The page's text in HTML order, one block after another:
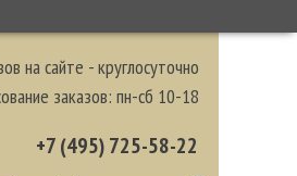
на сайте - круглосуточно
заказов: пн-сб 10-18
+7 (495) 725-58-22